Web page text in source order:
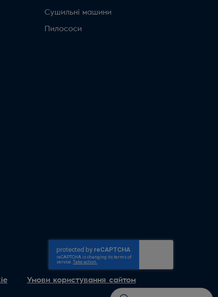
Сушильні машини
Пилососи
Умови користування сайтом